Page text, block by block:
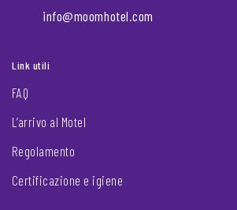
info@moomhotel.com
Link utili
FAQ
L’arrivo al Motel
Regolamento
Certificazione e igiene